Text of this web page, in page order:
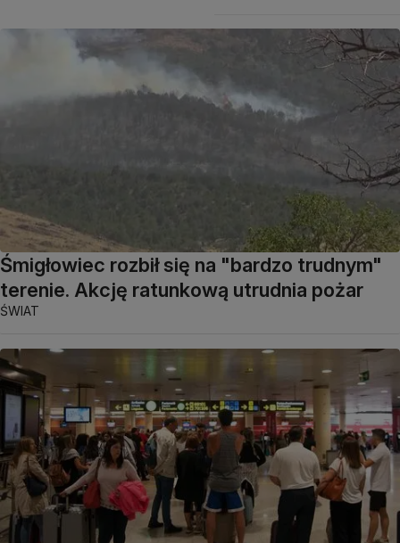
Śmigłowiec rozbił się na "bardzo trudnym"
terenie. Akcję ratunkową utrudnia pożar
ŚWIAT